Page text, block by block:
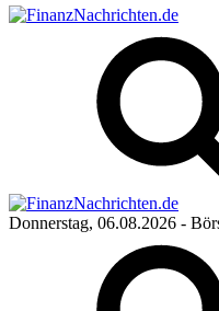
Donnerstag, 06.08.2026 -